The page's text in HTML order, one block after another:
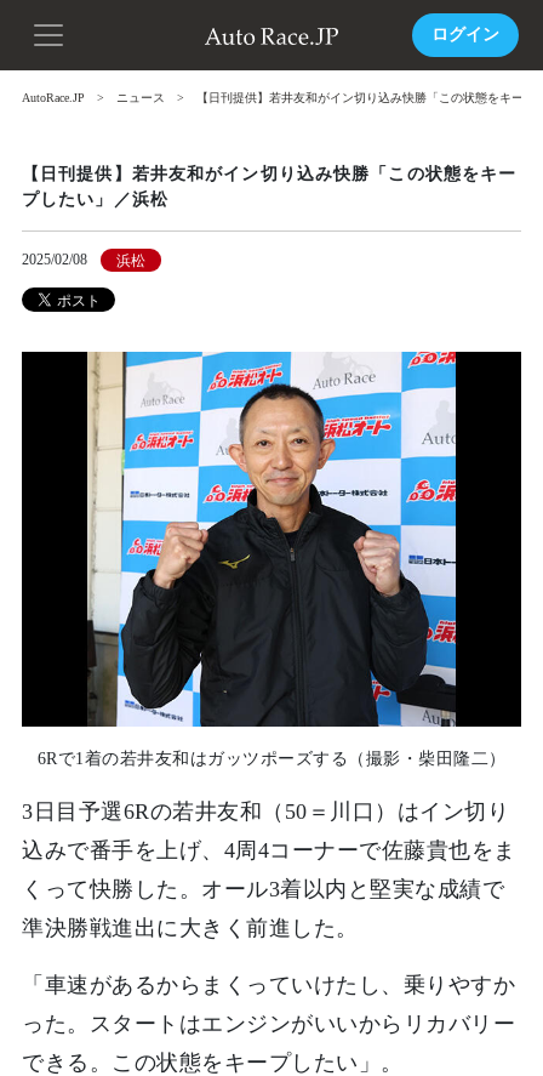
ログイン
AutoRace.JP ニュース 【日刊提供】若井友和がイン切り込み快勝「この状態をキープ
【日刊提供】若井友和がイン切り込み快勝「この状態をキー
プしたい」／浜松
2025/02/08 浜松
6Rで1着の若井友和はガッツポーズする（撮影・柴田隆二）
3日目予選6Rの若井友和（50＝川口）はイン切り
込みで番手を上げ、4周4コーナーで佐藤貴也をま
くって快勝した。オール3着以内と堅実な成績で
準決勝戦進出に大きく前進した。
「車速があるからまくっていけたし、乗りやすか
った。スタートはエンジンがいいからリカバリー
できる。この状態をキープしたい」。